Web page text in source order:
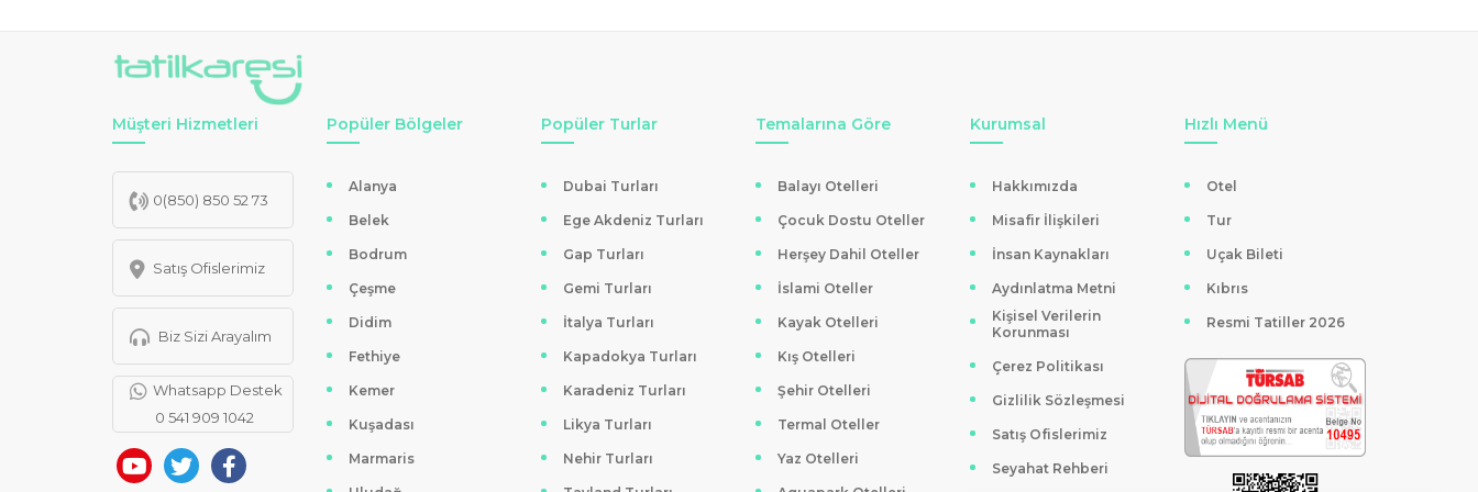
Müşteri Hizmetleri
0(850) 850 52 73
Satış Ofislerimiz
Biz Sizi Arayalım
Whatsapp Destek
0 541 909 1042
Popüler Bölgeler
Alanya
Belek
Bodrum
Çeşme
Didim
Fethiye
Kemer
Kuşadası
Marmaris
Popüler Turlar
Dubai Turları
Ege Akdeniz Turları
Gap Turları
Gemi Turları
İtalya Turları
Kapadokya Turları
Karadeniz Turları
Likya Turları
Nehir Turları
Temalarına Göre
Balayı Otelleri
Çocuk Dostu Oteller
Herşey Dahil Oteller
İslami Oteller
Kayak Otelleri
Kış Otelleri
Şehir Otelleri
Termal Oteller
Yaz Otelleri
Kurumsal
Hakkımızda
Misafir İlişkileri
İnsan Kaynakları
Aydınlatma Metni
Kişisel Verilerin
Korunması
Çerez Politikası
Gizlilik Sözleşmesi
Satış Ofislerimiz
Seyahat Rehberi
Hızlı Menü
Otel
Tur
Uçak Bileti
Kıbrıs
Resmi Tatiller 2026